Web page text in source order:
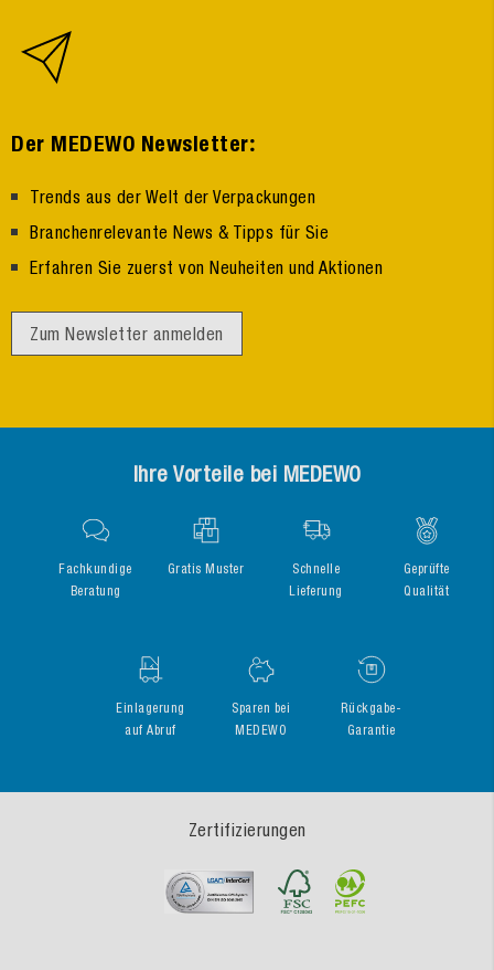
Der MEDEWO Newsletter:
Trends aus der Welt der Verpackungen
Branchenrelevante News & Tipps für Sie
Erfahren Sie zuerst von Neuheiten und Aktionen
Zum Newsletter anmelden
Ihre Vorteile bei MEDEWO
Fachkundige
Beratung
Gratis Muster
Schnelle
Lieferung
Geprüfte
Qualität
Einlagerung
auf Abruf
Sparen bei
MEDEWO
Rückgabe-
Garantie
Zertifizierungen